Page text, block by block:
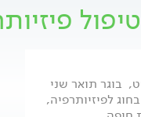
בוגר תואר שני
לפיזיותרפיה,